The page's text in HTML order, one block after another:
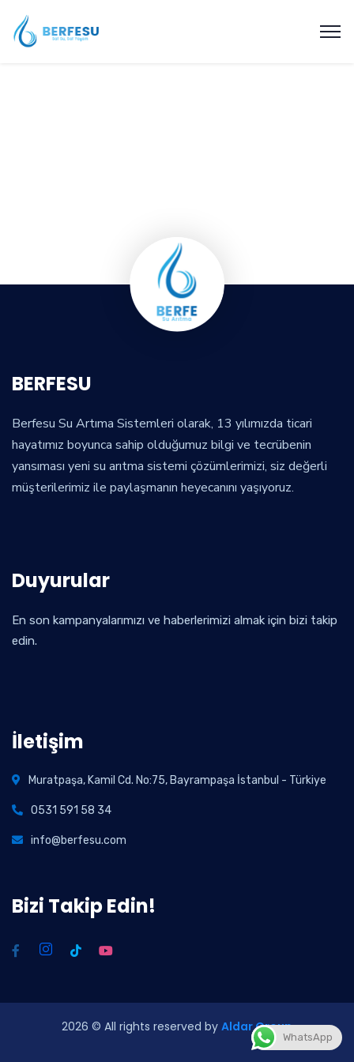
BERFESU
Berfesu Su Artıma Sistemleri olarak, 13 yılımızda ticari
hayatımız boyunca sahip olduğumuz bilgi ve tecrübenin
yansıması yeni su arıtma sistemi çözümlerimizi, siz değerli
müşterilerimiz ile paylaşmanın heyecanını yaşıyoruz.
Duyurular
En son kampanyalarımızı ve haberlerimizi almak için bizi takip
edin.
İletişim
Muratpaşa, Kamil Cd. No:75, Bayrampaşa İstanbul - Türkiye
0531 591 58 34
info@berfesu.com
Bizi Takip Edin!
2026 © All rights reserved by Aldar Group
WhatsApp